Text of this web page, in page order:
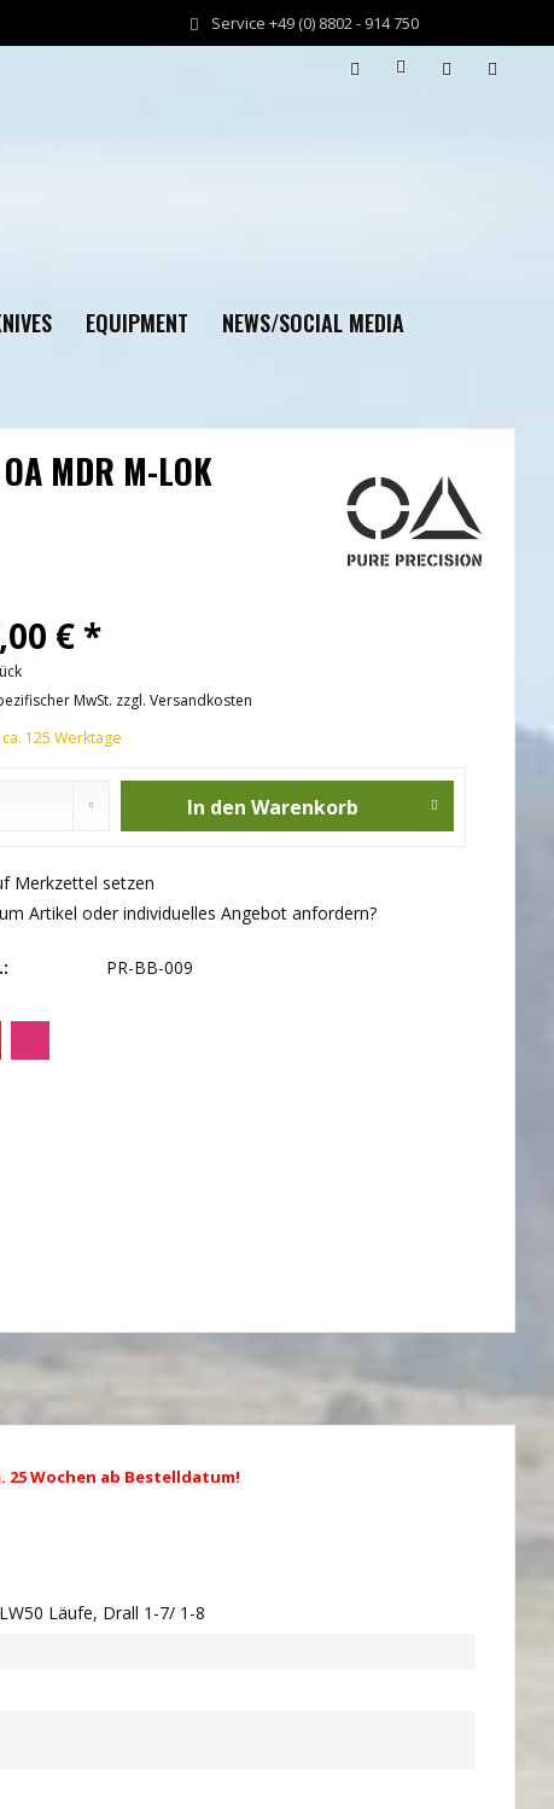
Service +49 (0) 8802 - 914 750
EQUIPMENT NEWS/SOCIAL MEDIA
MDR M-LOK
€ *
MwSt. zzgl. Versandkosten
125 Werktage
In den Warenkorb
Merkzettel setzen
Artikel oder individuelles Angebot anfordern?
PR-BB-009
Wochen ab Bestelldatum!
Läufe, Drall 1-7/ 1-8